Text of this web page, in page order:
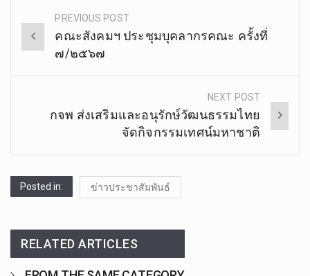
Post
navigation
PREVIOUS POST
คณะสังคมฯ ประชุมบุคลากรคณะ ครั้งที่
๗/๒๕๖๗
NEXT POST
กจพ ส่งเสริมและอนุรักษ์วัฒนธรรมไทย
จัดกิจกรรมเทศน์มหาชาติ
Posted in: ข่าวประชาสัมพันธ์
RELATED ARTICLES